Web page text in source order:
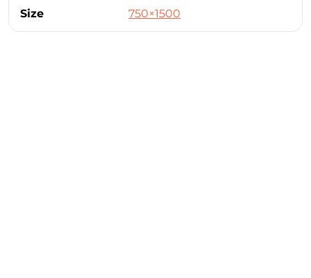
Size 750×1500